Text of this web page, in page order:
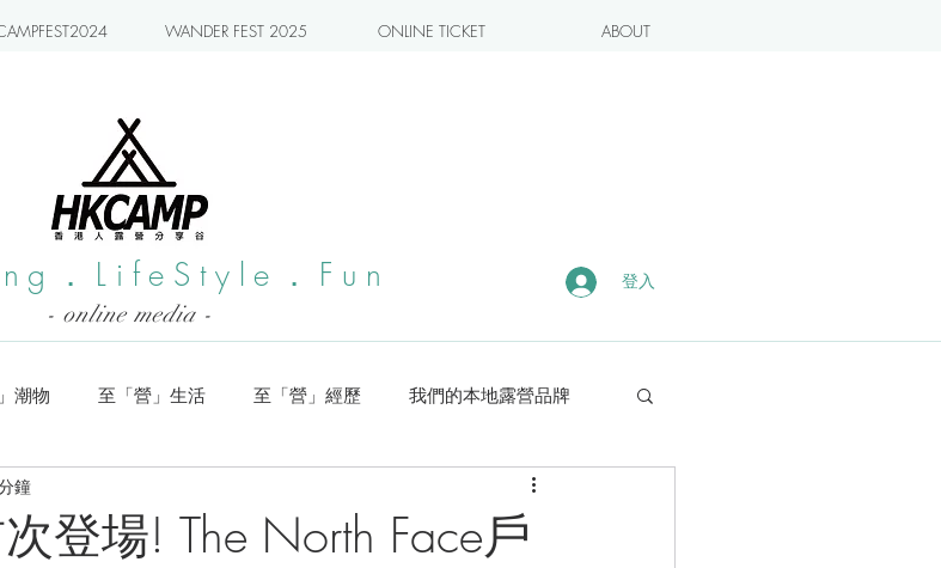
WANDER FEST 2025 ONLINE TICKET ABOUT
．LifeStyle．Fun 登入
- online media -
潮物 至「營」生活 至「營」經歷 我們的本地露營品牌
露營・遠足熱點
登場! The North Face戶
鐘